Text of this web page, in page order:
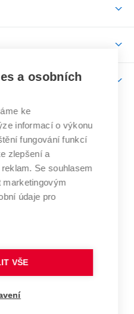
učení
technické
a osobních
ke
informací o výkonu
fungování funkcí
zlepšení a
Se souhlasem
marketingovým
údaje pro
VŠE